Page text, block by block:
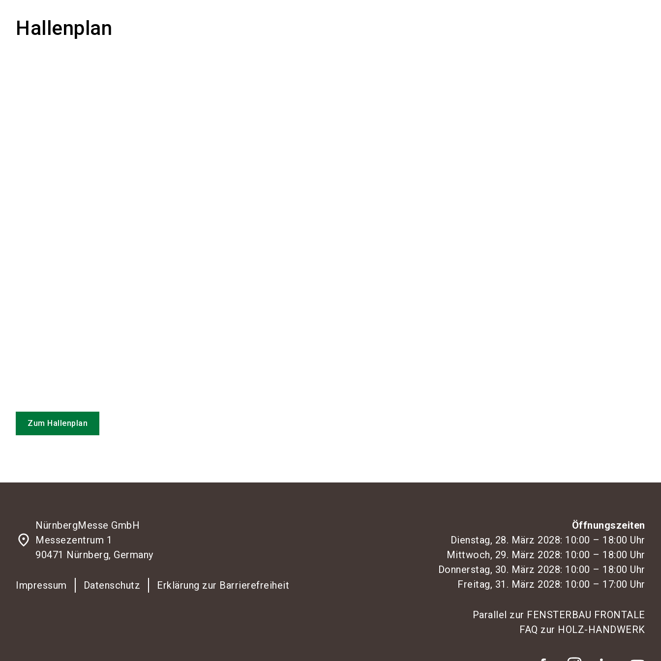
Hallenplan
Zum Hallenplan
place
NürnbergMesse GmbH
Messezentrum 1
90471 Nürnberg, Germany
Impressum Datenschutz Erklärung zur Barrierefreiheit
Öffnungszeiten
Dienstag, 28. März 2028: 10:00 – 18:00 Uhr
Mittwoch, 29. März 2028: 10:00 – 18:00 Uhr
Donnerstag, 30. März 2028: 10:00 – 18:00 Uhr
Freitag, 31. März 2028: 10:00 – 17:00 Uhr
Parallel zur FENSTERBAU FRONTALE
FAQ zur HOLZ-HANDWERK